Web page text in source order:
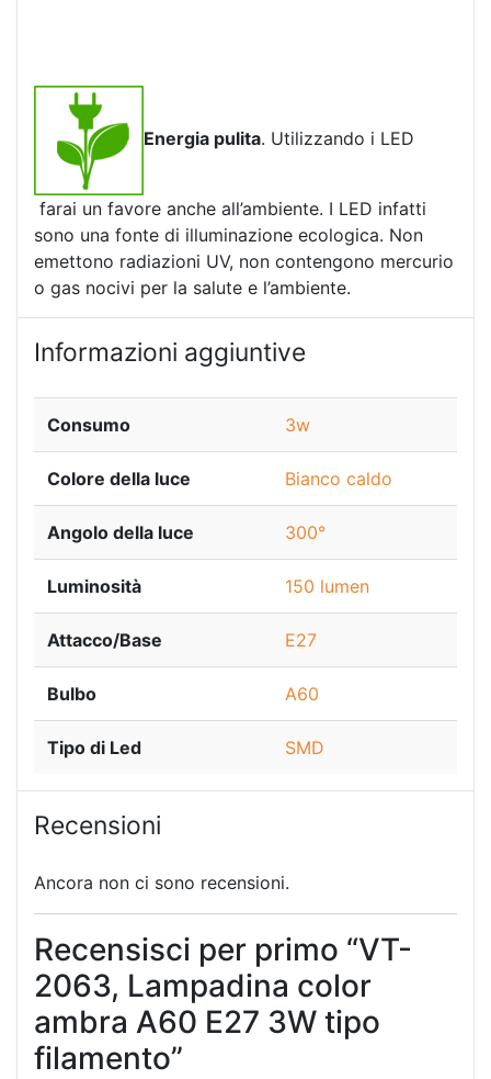
Energia pulita. Utilizzando i LED
farai un favore anche all’ambiente. I LED infatti
sono una fonte di illuminazione ecologica. Non
emettono radiazioni UV, non contengono mercurio
o gas nocivi per la salute e l’ambiente.
Informazioni aggiuntive
Consumo 3w
Colore della luce Bianco caldo
Angolo della luce 300°
Luminosità 150 lumen
Attacco/Base E27
Bulbo A60
Tipo di Led SMD
Recensioni
Ancora non ci sono recensioni.
Recensisci per primo “VT-
2063, Lampadina color
ambra A60 E27 3W tipo
filamento”